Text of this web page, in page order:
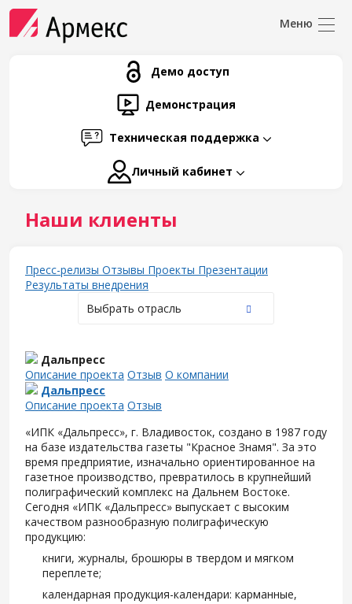
Демо доступ
Демонстрация
Техническая поддержка
Личный кабинет
Наши клиенты
Пресс-релизы Отзывы Проекты Презентации
Результаты внедрения
Выбрать отрасль
Дальпресс
Описание проекта Отзыв О компании
Дальпресс
Описание проекта Отзыв
«ИПК «Дальпресс», г. Владивосток, создано в 1987 году
на базе издательства газеты "Красное Знамя". За это
время предприятие, изначально ориентированное на
газетное производство, превратилось в крупнейший
полиграфический комплекс на Дальнем Востоке.
Сегодня «ИПК «Дальпресс» выпускает с высоким
качеством разнообразную полиграфическую
продукцию:
книги, журналы, брошюры в твердом и мягком
переплете;
календарная продукция-календари: карманные,